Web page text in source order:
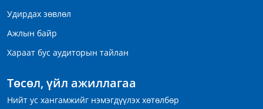
Удирдах зөвлөл
Ажлын байр
Хараат бус аудиторын тайлан
Төсөл, үйл ажиллагаа
Нийт ус хангамжийг нэмэгдүүлэх хөтөлбөр